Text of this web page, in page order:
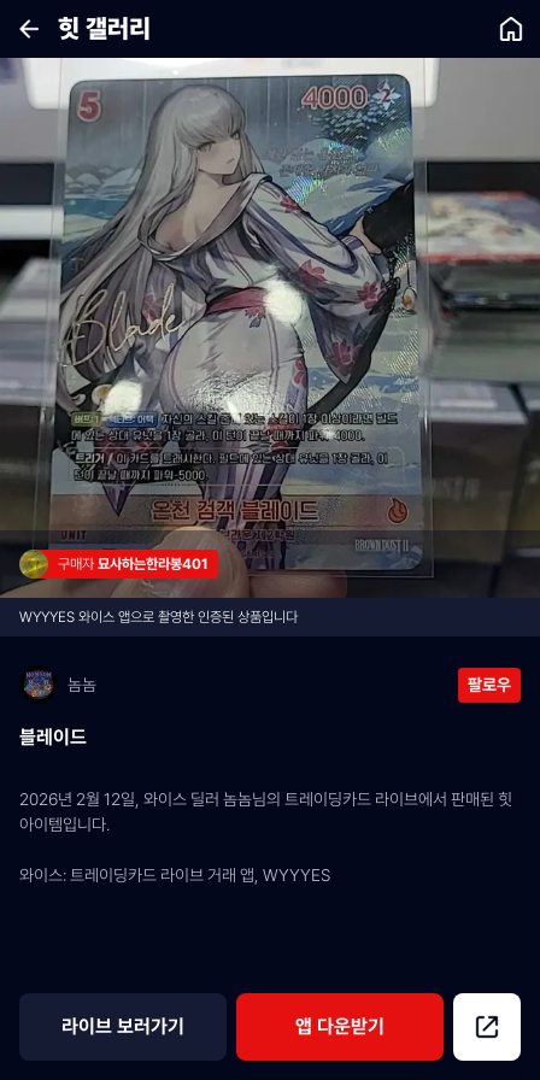
힛 갤러리
구매자 묘사하는한라봉401
WYYYES 와이스 앱으로 촬영한 인증된 상품입니다
놈놈 팔로우
블레이드
2026년 2월 12일, 와이스 딜러 놈놈님의 트레이딩카드 라이브에서 판매된 힛
아이템입니다.
와이스: 트레이딩카드 라이브 거래 앱, WYYYES
라이브 보러가기 앱 다운받기